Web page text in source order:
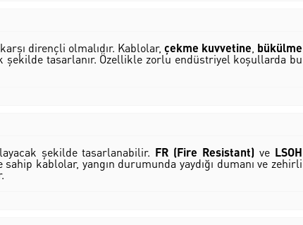
dirençli olmalıdır. Kablolar, çekme kuvvetine bükülme
şekilde tasarlanır. Özellikle zorlu endüstriyel koşullarda bu
şekilde tasarlanabilir. FR (Fire Resistant) ve LSOH
kablolar, yangın durumunda yaydığı dumanı ve zehirli